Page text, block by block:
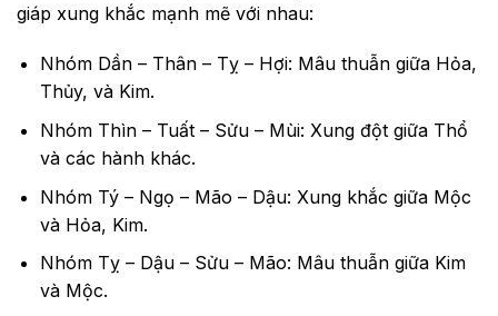
giáp xung khắc mạnh mẽ với nhau:
Nhóm Dần – Thân – Tỵ – Hợi: Mâu thuẫn giữa Hỏa,
Thủy, và Kim.
Nhóm Thìn – Tuất – Sửu – Mùi: Xung đột giữa Thổ
và các hành khác.
Nhóm Tý – Ngọ – Mão – Dậu: Xung khắc giữa Mộc
và Hỏa, Kim.
Nhóm Tỵ – Dậu – Sửu – Mão: Mâu thuẫn giữa Kim
và Mộc.